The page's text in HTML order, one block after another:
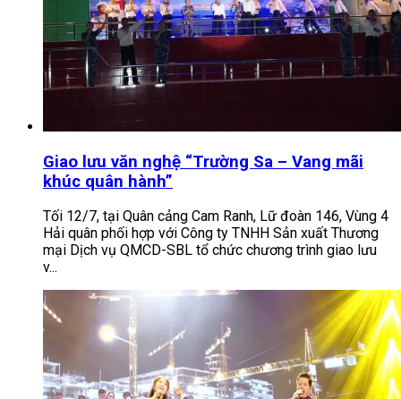
Giao lưu văn nghệ “Trường Sa – Vang mãi
khúc quân hành”
Tối 12/7, tại Quân cảng Cam Ranh, Lữ đoàn 146, Vùng 4
Hải quân phối hợp với Công ty TNHH Sản xuất Thương
mại Dịch vụ QMCD-SBL tổ chức chương trình giao lưu
v...